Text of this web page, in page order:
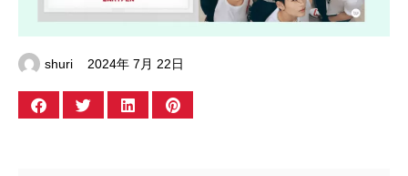
shuri 2024年 7月 22日